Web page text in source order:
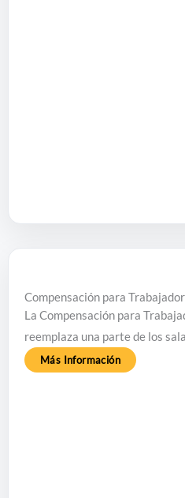
Compensación para
La Compensación para
reemplaza una parte de los
Más Información